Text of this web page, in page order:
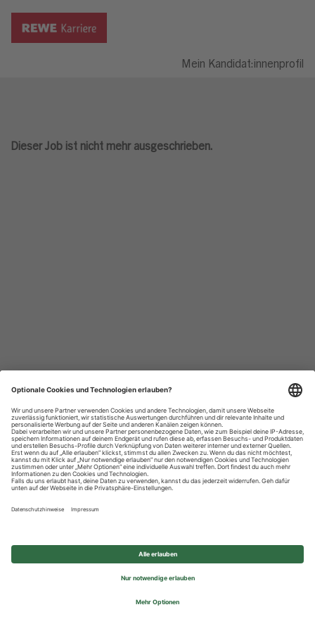
Mein Kandidat:innenprofil
Dieser Job ist nicht mehr ausgeschrieben.
Datenschutzhinweise
Impressum
Privatsphäre-Einstellungen
© 2026 REWE Group - All rights reserved